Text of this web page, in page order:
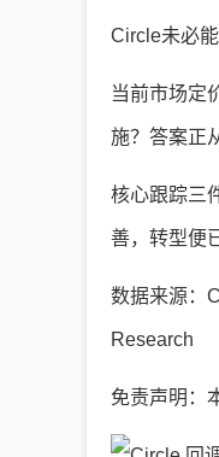
Circle未必
当前市场定
施？答案正
核心跟踪三
善，转型便
数据来源：
Research
免责声明：